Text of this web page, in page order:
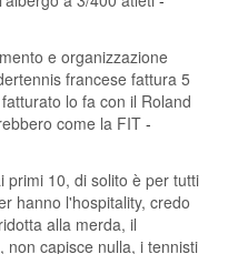
e organizzazione
francese fattura 5
lo fa con il Roland
come la FIT -
primi 10, di solito è per tutti
hanno l'hospitality, credo
alla merda, il
non capisce nulla, i tennisti